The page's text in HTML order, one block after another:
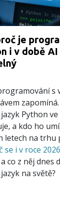
je
i v době AI
s
zapomíná.
Python ve
a kdo ho
letech na trhu
se i v roce
a co z něj dnes
na světě?